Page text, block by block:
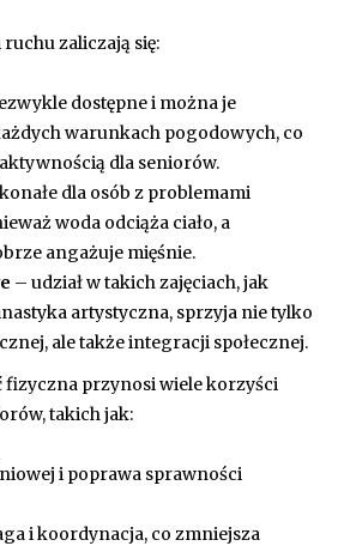
zaliczają się:
dostępne i można je
warunkach pogodowych, co
dla seniorów.
dla osób z problemami
woda odciąża ciało, a
angażuje mięśnie.
– udział w takich zajęciach, jak
artystyczna, sprzyja nie tylko
ale także integracji społecznej.
fizyczna przynosi wiele korzyści
takich jak:
i poprawa sprawności
i koordynacja, co zmniejsza